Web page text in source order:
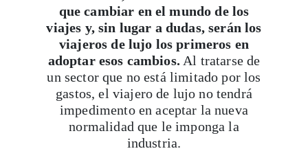
que cambiar en el mundo de los
viajes y, sin lugar a dudas, serán los
viajeros de lujo los primeros en
adoptar esos cambios. Al tratarse de
un sector que no está limitado por los
gastos, el viajero de lujo no tendrá
impedimento en aceptar la nueva
normalidad que le imponga la
industria.